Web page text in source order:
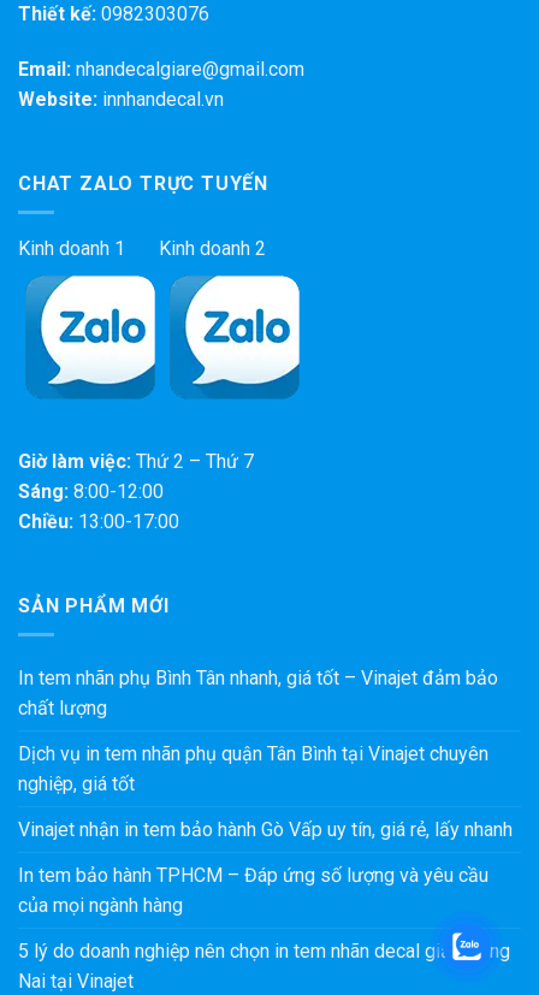
Thiết kế: 0982303076
Email: nhandecalgiare@gmail.com
Website: innhandecal.vn
CHAT ZALO TRỰC TUYẾN
Kinh doanh 1 Kinh doanh 2
Giờ làm việc: Thứ 2 – Thứ 7
Sáng: 8:00-12:00
Chiều: 13:00-17:00
SẢN PHẨM MỚI
In tem nhãn phụ Bình Tân nhanh, giá tốt – Vinajet đảm bảo
chất lượng
Dịch vụ in tem nhãn phụ quận Tân Bình tại Vinajet chuyên
nghiệp, giá tốt
Vinajet nhận in tem bảo hành Gò Vấp uy tín, giá rẻ, lấy nhanh
In tem bảo hành TPHCM – Đáp ứng số lượng và yêu cầu
của mọi ngành hàng
5 lý do doanh nghiệp nên chọn in tem nhãn decal giấy Đồng
Nai tại Vinajet